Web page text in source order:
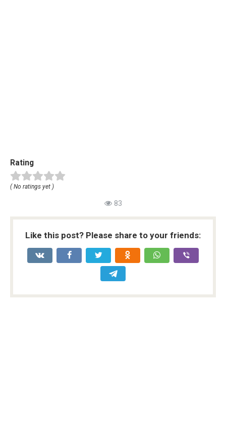
Rating
( No ratings yet )
83
Like this post? Please share to your friends: